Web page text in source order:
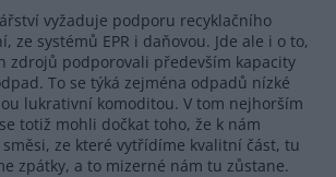
vyžaduje podporu recyklačního
ze systémů EPR i daňovou. Jde ale i o to,
zdrojů podporovali především kapacity
To se týká zejména odpadů nízké
lukrativní komoditou. V tom nejhorším
totiž mohli dočkat toho, že k nám
ze které vytřídíme kvalitní část, tu
zpátky, a to mizerné nám tu zůstane.